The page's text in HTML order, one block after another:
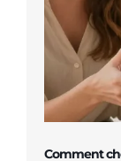
Comment